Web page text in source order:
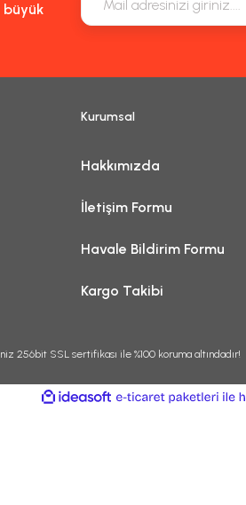
büyük
Kurumsal
Hakkımızda
İletişim Formu
Havale Bildirim Formu
Kargo Takibi
256bit SSL sertifikası ile %100 koruma altındadır!
ideasoft
e-